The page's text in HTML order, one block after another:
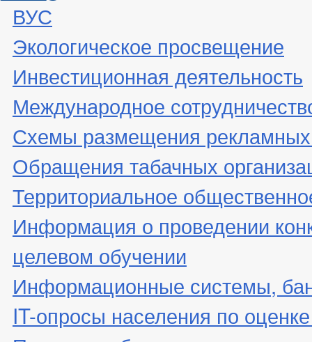
ВУС
Экологическое просвещение
Инвестиционная деятельность
Международное
Схемы размещения рекламных
Обращения табачных
Территориальное
Информация о проведении
целевом обучении
Информационные системы,
IT-опросы населения по